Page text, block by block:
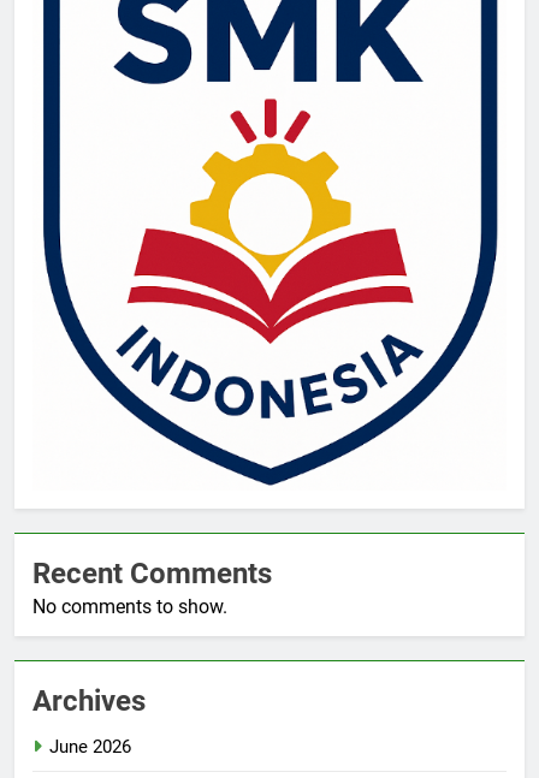
Recent Comments
No comments to show.
Archives
June 2026